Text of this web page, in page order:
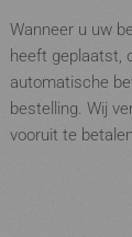
Wanneer u uw
heeft geplaatst,
automatische
bestelling. Wij
vooruit te